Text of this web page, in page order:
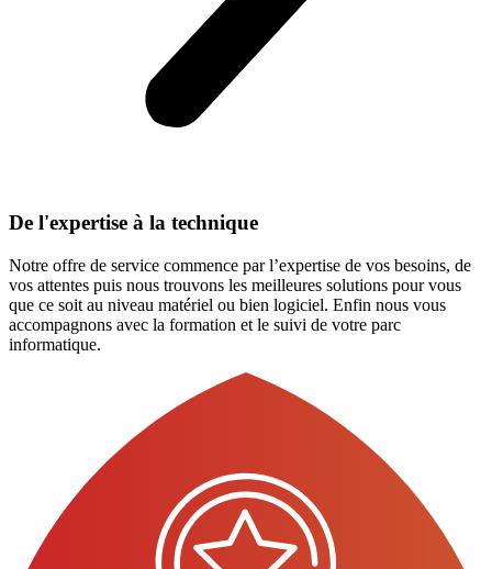
De l'expertise à la technique
Notre offre de service commence par l’expertise de vos besoins, de
vos attentes puis nous trouvons les meilleures solutions pour vous
que ce soit au niveau matériel ou bien logiciel. Enfin nous vous
accompagnons avec la formation et le suivi de votre parc
informatique.